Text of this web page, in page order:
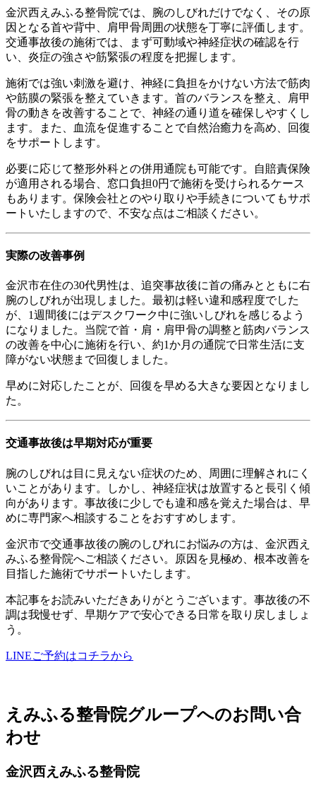
金沢西えみふる整骨院では、腕のしびれだけでなく、その原
因となる首や背中、肩甲骨周囲の状態を丁寧に評価します。
交通事故後の施術では、まず可動域や神経症状の確認を行
い、炎症の強さや筋緊張の程度を把握します。
施術では強い刺激を避け、神経に負担をかけない方法で筋肉
や筋膜の緊張を整えていきます。首のバランスを整え、肩甲
骨の動きを改善することで、神経の通り道を確保しやすくし
ます。また、血流を促進することで自然治癒力を高め、回復
をサポートします。
必要に応じて整形外科との併用通院も可能です。自賠責保険
が適用される場合、窓口負担0円で施術を受けられるケース
もあります。保険会社とのやり取りや手続きについてもサポ
ートいたしますので、不安な点はご相談ください。
実際の改善事例
金沢市在住の30代男性は、追突事故後に首の痛みとともに右
腕のしびれが出現しました。最初は軽い違和感程度でした
が、1週間後にはデスクワーク中に強いしびれを感じるよう
になりました。当院で首・肩・肩甲骨の調整と筋肉バランス
の改善を中心に施術を行い、約1か月の通院で日常生活に支
障がない状態まで回復しました。
早めに対応したことが、回復を早める大きな要因となりまし
た。
交通事故後は早期対応が重要
腕のしびれは目に見えない症状のため、周囲に理解されにく
いことがあります。しかし、神経症状は放置すると長引く傾
向があります。事故後に少しでも違和感を覚えた場合は、早
めに専門家へ相談することをおすすめします。
金沢市で交通事故後の腕のしびれにお悩みの方は、金沢西え
みふる整骨院へご相談ください。原因を見極め、根本改善を
目指した施術でサポートいたします。
本記事をお読みいただきありがとうございます。事故後の不
調は我慢せず、早期ケアで安心できる日常を取り戻しましょ
う。
LINEご予約はコチラから
えみふる整骨院グループへのお問い合
わせ
金沢西えみふる整骨院